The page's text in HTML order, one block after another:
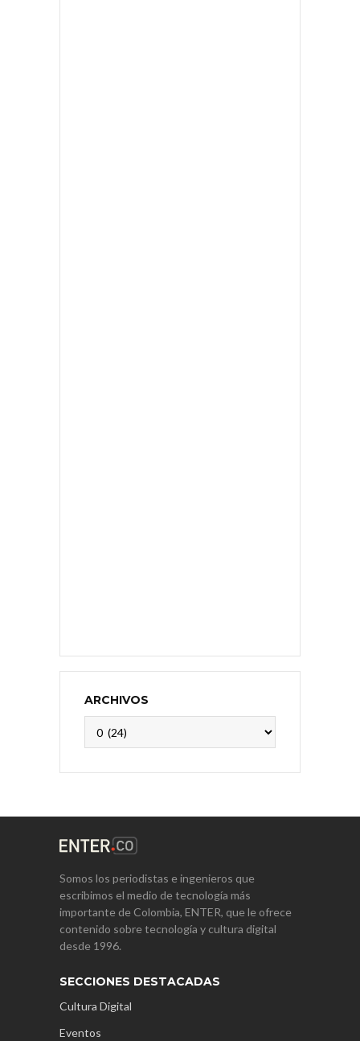
ARCHIVOS
Somos los periodistas e ingenieros que
escribimos el medio de tecnología más
importante de Colombia, ENTER, que le ofrece
contenido sobre tecnología y cultura digital
desde 1996.
SECCIONES DESTACADAS
Cultura Digital
Eventos